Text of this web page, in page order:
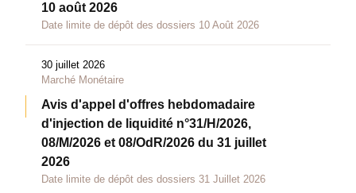
10 août 2026
Date limite de dépôt des dossiers 10 Août 2026
30 juillet 2026
Marché Monétaire
Avis d'appel d'offres hebdomadaire
d'injection de liquidité n°31/H/2026,
08/M/2026 et 08/OdR/2026 du 31 juillet
2026
Date limite de dépôt des dossiers 31 Juillet 2026